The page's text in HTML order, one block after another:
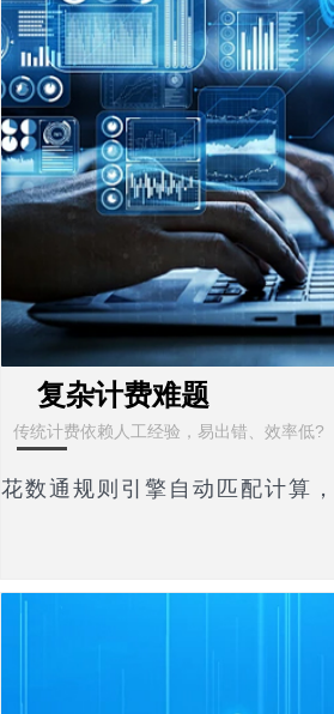
复杂计费难题
传统计费依赖人工经验，易出错、效率低?
花数通规则引擎自动匹配计算